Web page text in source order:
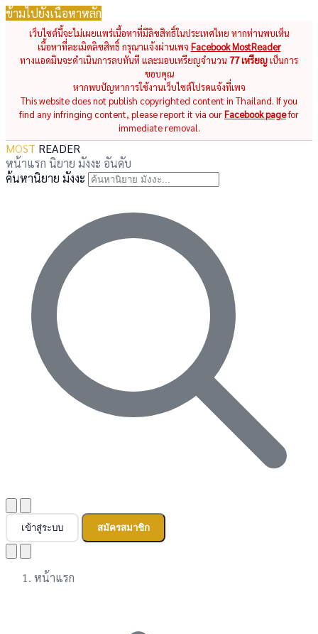
ข้ามไปยังเนื้อหาหลัก
เว็บไซต์นี้จะไม่เผยแพร่เนื้อหาที่มีลิขสิทธิ์ในประเทศไทย หากท่านพบเห็น
เนื้อหาที่ละเมิดลิขสิทธิ์ กรุณาแจ้งผ่านเพจ Facebook MostReader
ทางแอดมินจะดำเนินการลบทันที และมอบเหรียญจำนวน 77 เหรียญเป็นการ
ขอบคุณ
หากพบปัญหาการใช้งานเว็บไซต์โปรดแจ้งที่เพจ
This website does not publish copyrighted content in Thailand. If you
find any infringing content, please report it via ourFacebook pagefor
immediate removal.
MOST READER
หน้าแรก นิยาย มังงะ อันดับ
ค้นหานิยาย มังงะ
เข้าสู่ระบบ สมัครสมาชิก
หน้าแรก